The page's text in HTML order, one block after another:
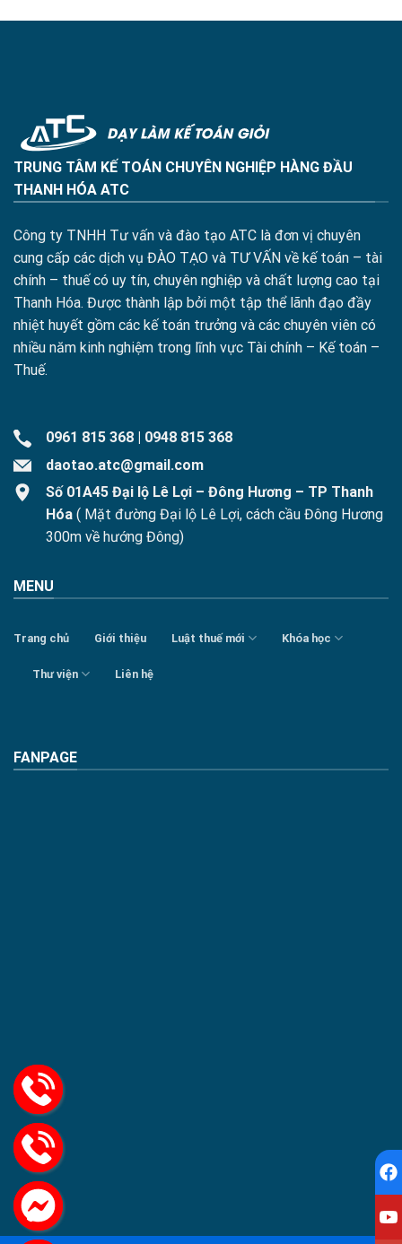
TRUNG TÂM KẾ TOÁN CHUYÊN NGHIỆP HÀNG ĐẦU
THANH HÓA ATC
Công ty TNHH Tư vấn và đào tạo ATC là đơn vị chuyên
cung cấp các dịch vụ ĐÀO TẠO và TƯ VẤN về kế toán – tài
chính – thuế có uy tín, chuyên nghiệp và chất lượng cao tại
Thanh Hóa. Được thành lập bởi một tập thể lãnh đạo đầy
nhiệt huyết gồm các kế toán trưởng và các chuyên viên có
nhiều năm kinh nghiệm trong lĩnh vực Tài chính – Kế toán –
Thuế.
0961 815 368
0948 815 368
daotao.atc@gmail.com
Số 01A45 Đại lộ Lê Lợi – Đông Hương – TP Thanh
Hóa ( Mặt đường Đại lộ Lê Lợi, cách cầu Đông Hương
300m về hướng Đông)
MENU
Trang chủ Giới thiệu Luật thuế mới Khóa học
Thư viện Liên hệ
FANPAGE